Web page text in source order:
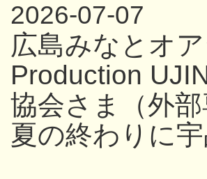
2026-07-07
広島みなとオ
Production
協会さま（外
夏の終わりに